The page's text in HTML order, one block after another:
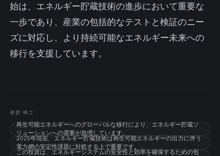
始は、エネルギー貯蔵技術の進歩において重要な
一歩であり、産業の包括的なテストと検証のニー
ズに対応し、より持続可能なエネルギー未来への
移行を支援しています。
관련 태그
再生可能エネルギーへのグローバルな移行により、エネルギー貯蔵ソ
リューションへの需要が急増しています。
2025年現在、エネルギー貯蔵技術は再生可能エネルギーの出力に伴う
電力網の安定性課題に対処する上で重要です。
この投資は、エネルギーシステムの安全性と効率を確保するための包